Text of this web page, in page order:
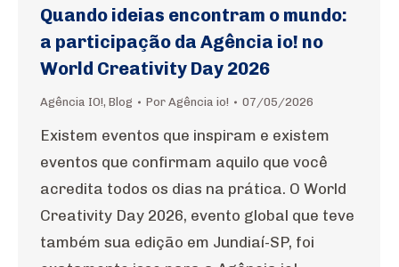
Quando ideias encontram o mundo:
a participação da Agência io! no
World Creativity Day 2026
Agência IO!, Blog Por Agência io! 07/05/2026
Existem eventos que inspiram e existem
eventos que confirmam aquilo que você
acredita todos os dias na prática. O World
Creativity Day 2026, evento global que teve
também sua edição em Jundiaí-SP, foi